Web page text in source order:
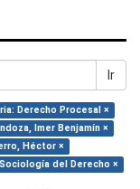
Ir
Derecho Procesal ×
Imer Benjamín ×
Héctor ×
del Derecho ×